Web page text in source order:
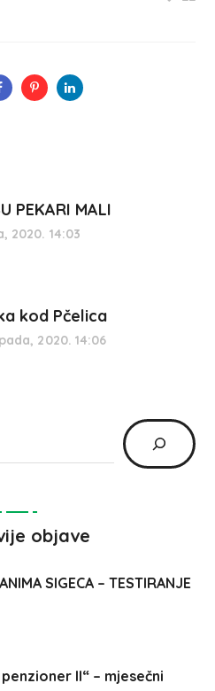
PEKARI MALI
2020. 14:03
kod Pčelica
2020. 14:06
objave
SIGECA – TESTIRANJE
II“ – mjesečni